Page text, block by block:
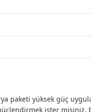
paketi yüksek güç
ister